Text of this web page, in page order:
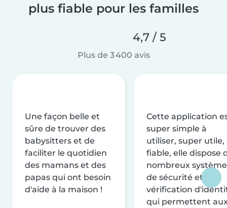
plus fiable pour les familles
4,7 / 5
Plus de 3 400 avis
Une façon belle et
sûre de trouver des
babysitters et de
faciliter le quotidien
des mamans et des
papas qui ont besoin
d'aide à la maison !
Cette application
super simple à
utiliser, super utile,
fiable, elle dispose
nombreux
de sécurité et de
vérification
qui permettent